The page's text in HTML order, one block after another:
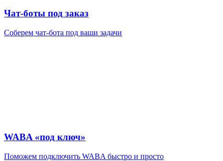
Чат-боты под заказ
Соберем чат-бота под ваши задачи
WABA «под ключ»
Поможем подключить WABA быстро и просто